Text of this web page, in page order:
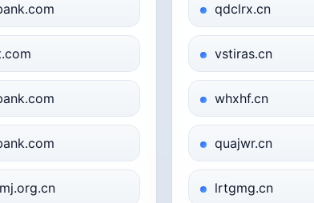
qdclrx.cn
vstiras.cn
whxhf.cn
quajwr.cn
lrtgmg.cn